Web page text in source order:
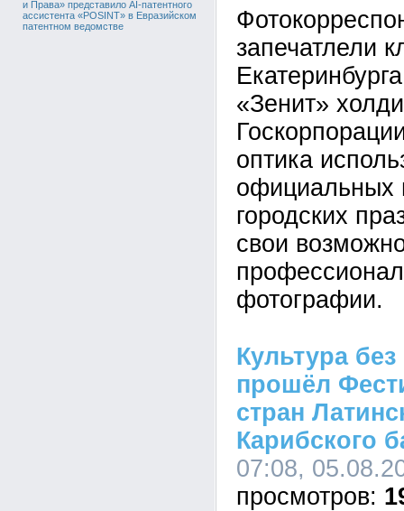
и Права» представило AI-патентного
ассистента «POSINT» в Евразийском
патентном ведомстве
запечатлели
«Зенит»
оптика
официальных
городских
свои
фотографии.
Культура
прошёл
стран
Карибского
07:08,